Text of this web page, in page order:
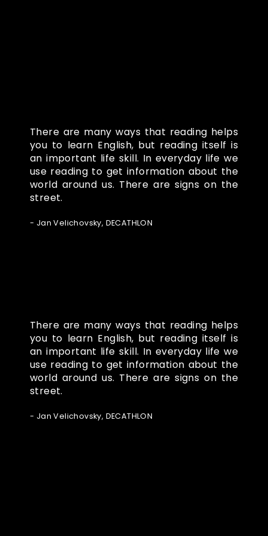
There are many ways that reading helps
you to learn English, but reading itself is
an important life skill. In everyday life we
use reading to get information about the
world around us. There are signs on the
street.
- Jan Velichovsky, DECATHLON
There are many ways that reading helps
you to learn English, but reading itself is
an important life skill. In everyday life we
use reading to get information about the
world around us. There are signs on the
street.
- Jan Velichovsky, DECATHLON